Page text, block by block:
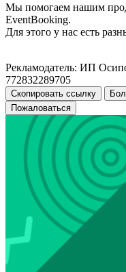
Мы помогаем нашим
EventBooking.
Для этого у нас есть
Рекламодатель: ИП
772832289705
Скопировать ссылку
Пожаловаться